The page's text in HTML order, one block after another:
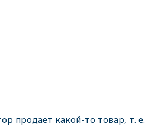
продает какой-то товар, т. е.